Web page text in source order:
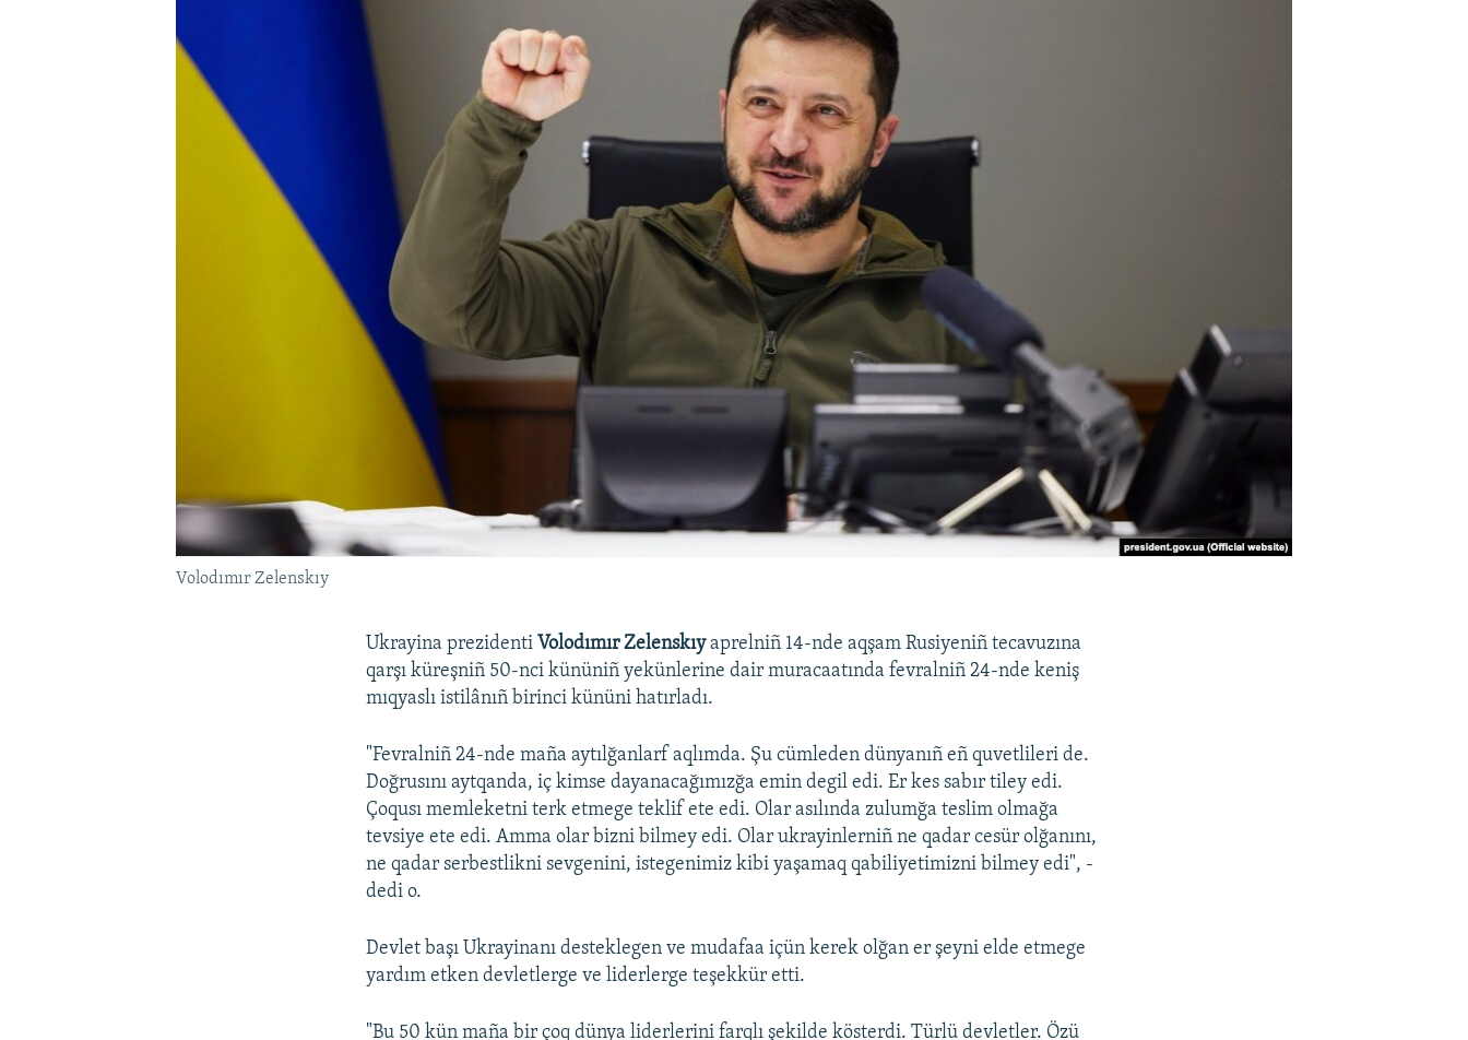
Volodımır Zelenskıy
Ukrayina prezidenti Volodımır Zelenskıyaprelniñ 14-nde aqşam Rusiyeniñ tecavuzına
qarşı küreşniñ 50-nci kününiñ yekünlerine dair muracaatında fevralniñ 24-nde keniş
mıqyaslı istilânıñ birinci kününi hatırladı.
"Fevralniñ 24-nde maña aytılğanlarf aqlımda. Şu cümleden dünyanıñ eñ quvetlileri de.
Doğrusını aytqanda, iç kimse dayanacağımızğa emin degil edi. Er kes sabır tiley edi.
Çoqusı memleketni terk etmege teklif ete edi. Olar asılında zulumğa teslim olmağa
tevsiye ete edi. Amma olar bizni bilmey edi. Olar ukrayinlerniñ ne qadar cesür olğanını,
ne qadar serbestlikni sevgenini, istegenimiz kibi yaşamaq qabiliyetimizni bilmey edi", -
dedi o.
Devlet başı Ukrayinanı desteklegen ve mudafaa içün kerek olğan er şeyni elde etmege
yardım etken devletlerge ve liderlerge teşekkür etti.
"Bu 50 kün maña bir çoq dünya liderlerini farqlı şekilde kösterdi. Türlü devletler. Özü